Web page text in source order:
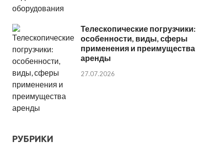
Телескопические погрузчики:
особенности, виды, сферы
применения и преимущества
аренды
27.07.2026
РУБРИКИ